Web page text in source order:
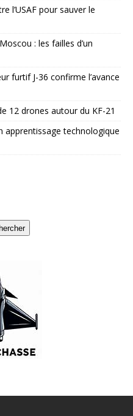
l’USAF pour sauver le
: les failles d’un
furtif J-36 confirme l’avance
12 drones autour du KF-21
apprentissage technologique